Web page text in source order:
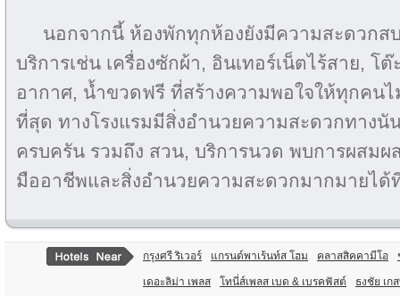
นอกจากนี้ ห้องพักทุกห้องยังมีความสะดวกส
บริการเช่น เครื่องซักผ้า, อินเทอร์เน็ตไร้สาย, โ
อากาศ, น้ำขวดฟรี ที่สร้างความพอใจให้ทุกคน
ที่สุด ทางโรงแรมมีสิ่งอำนวยความสะดวกทางนั
ครบครัน รวมถึง สวน, บริการนวด พบการผสมผ
มืออาชีพและสิ่งอำนวยความสะดวกมากมายไ
กรุงศรี ริเวอร์ แกรนด์พาเร้นท์ส โฮม คลาสสิคคามีโอ
เดอะลิม่า เพลส โทนี่ส์เพลส เบด & เบรคฟัสต์ ธงชัย เก